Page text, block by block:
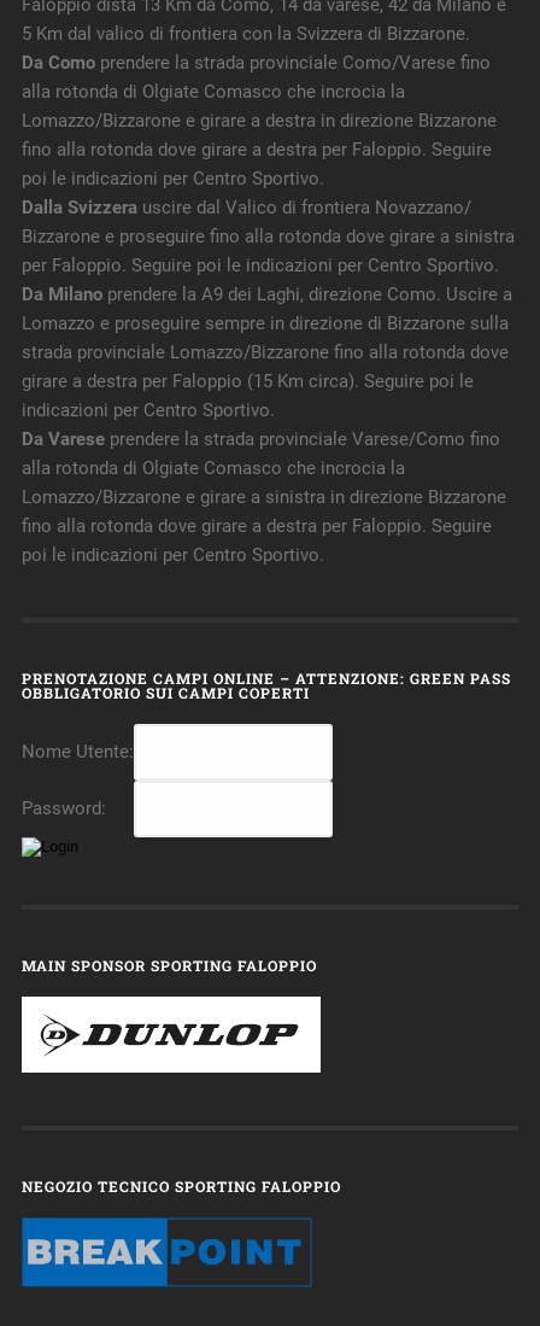
Faloppio dista 13 Km da Como, 14 da varese, 42 da Milano e
5 Km dal valico di frontiera con la Svizzera di Bizzarone.
Da Comoprendere la strada provinciale Como/Varese fino
alla rotonda di Olgiate Comasco che incrocia la
Lomazzo/Bizzarone e girare a destra in direzione Bizzarone
fino alla rotonda dove girare a destra per Faloppio. Seguire
poi le indicazioni per Centro Sportivo.
Dalla Svizzerauscire dal Valico di frontiera Novazzano/
Bizzarone e proseguire fino alla rotonda dove girare a sinistra
per Faloppio. Seguire poi le indicazioni per Centro Sportivo.
Da Milanoprendere la A9 dei Laghi, direzione Como. Uscire a
Lomazzo e proseguire sempre in direzione di Bizzarone sulla
strada provinciale Lomazzo/Bizzarone fino alla rotonda dove
girare a destra per Faloppio (15 Km circa). Seguire poi le
indicazioni per Centro Sportivo.
Da Vareseprendere la strada provinciale Varese/Como fino
alla rotonda di Olgiate Comasco che incrocia la
Lomazzo/Bizzarone e girare a sinistra in direzione Bizzarone
fino alla rotonda dove girare a destra per Faloppio. Seguire
poi le indicazioni per Centro Sportivo.
PRENOTAZIONE CAMPI ONLINE – ATTENZIONE: GREEN PASS
OBBLIGATORIO SUI CAMPI COPERTI
Nome Utente:
Password:
MAIN SPONSOR SPORTING FALOPPIO
NEGOZIO TECNICO SPORTING FALOPPIO